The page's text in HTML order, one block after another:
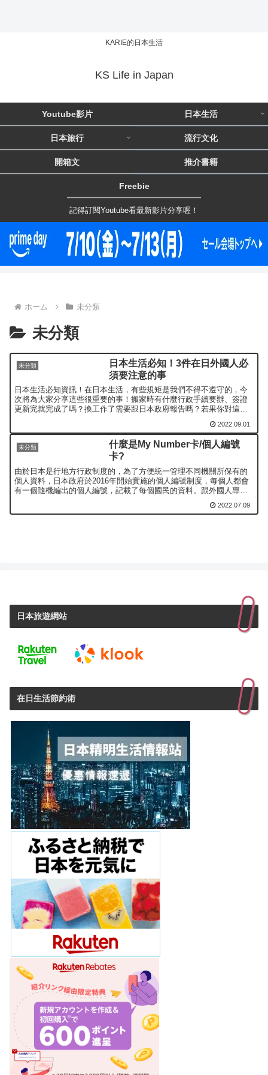
KARIE的日本生活
KS Life in Japan
Youtube影片 日本生活
日本旅行 流行文化
開箱文 推介書籍
Freebie
記得訂閱Youtube看最新影片分享喔！
ホーム 未分類
未分類
未分類
日本生活必知！3件在日外國人必
須要注意的事
日本生活必知資訊！在日本生活，有些規矩是我們不得不遵守的，今
次將為大家分享這些很重要的事！搬家時有什麼行政手續要辦、簽證
更新完就完成了嗎？換工作了需要跟日本政府報告嗎？若果你對這三
2022.09.01
未分類
什麼是My Number卡/個人編號
卡?
由於日本是行地方行政制度的，為了方便統一管理不同機關所保有的
個人資料，日本政府於2016年開始實施的個人編號制度，每個人都會
有一個隨機編出的個人編號，記載了每個國民的資料。跟外國人專有
2022.07.09
日本旅遊網站
在日生活節約術